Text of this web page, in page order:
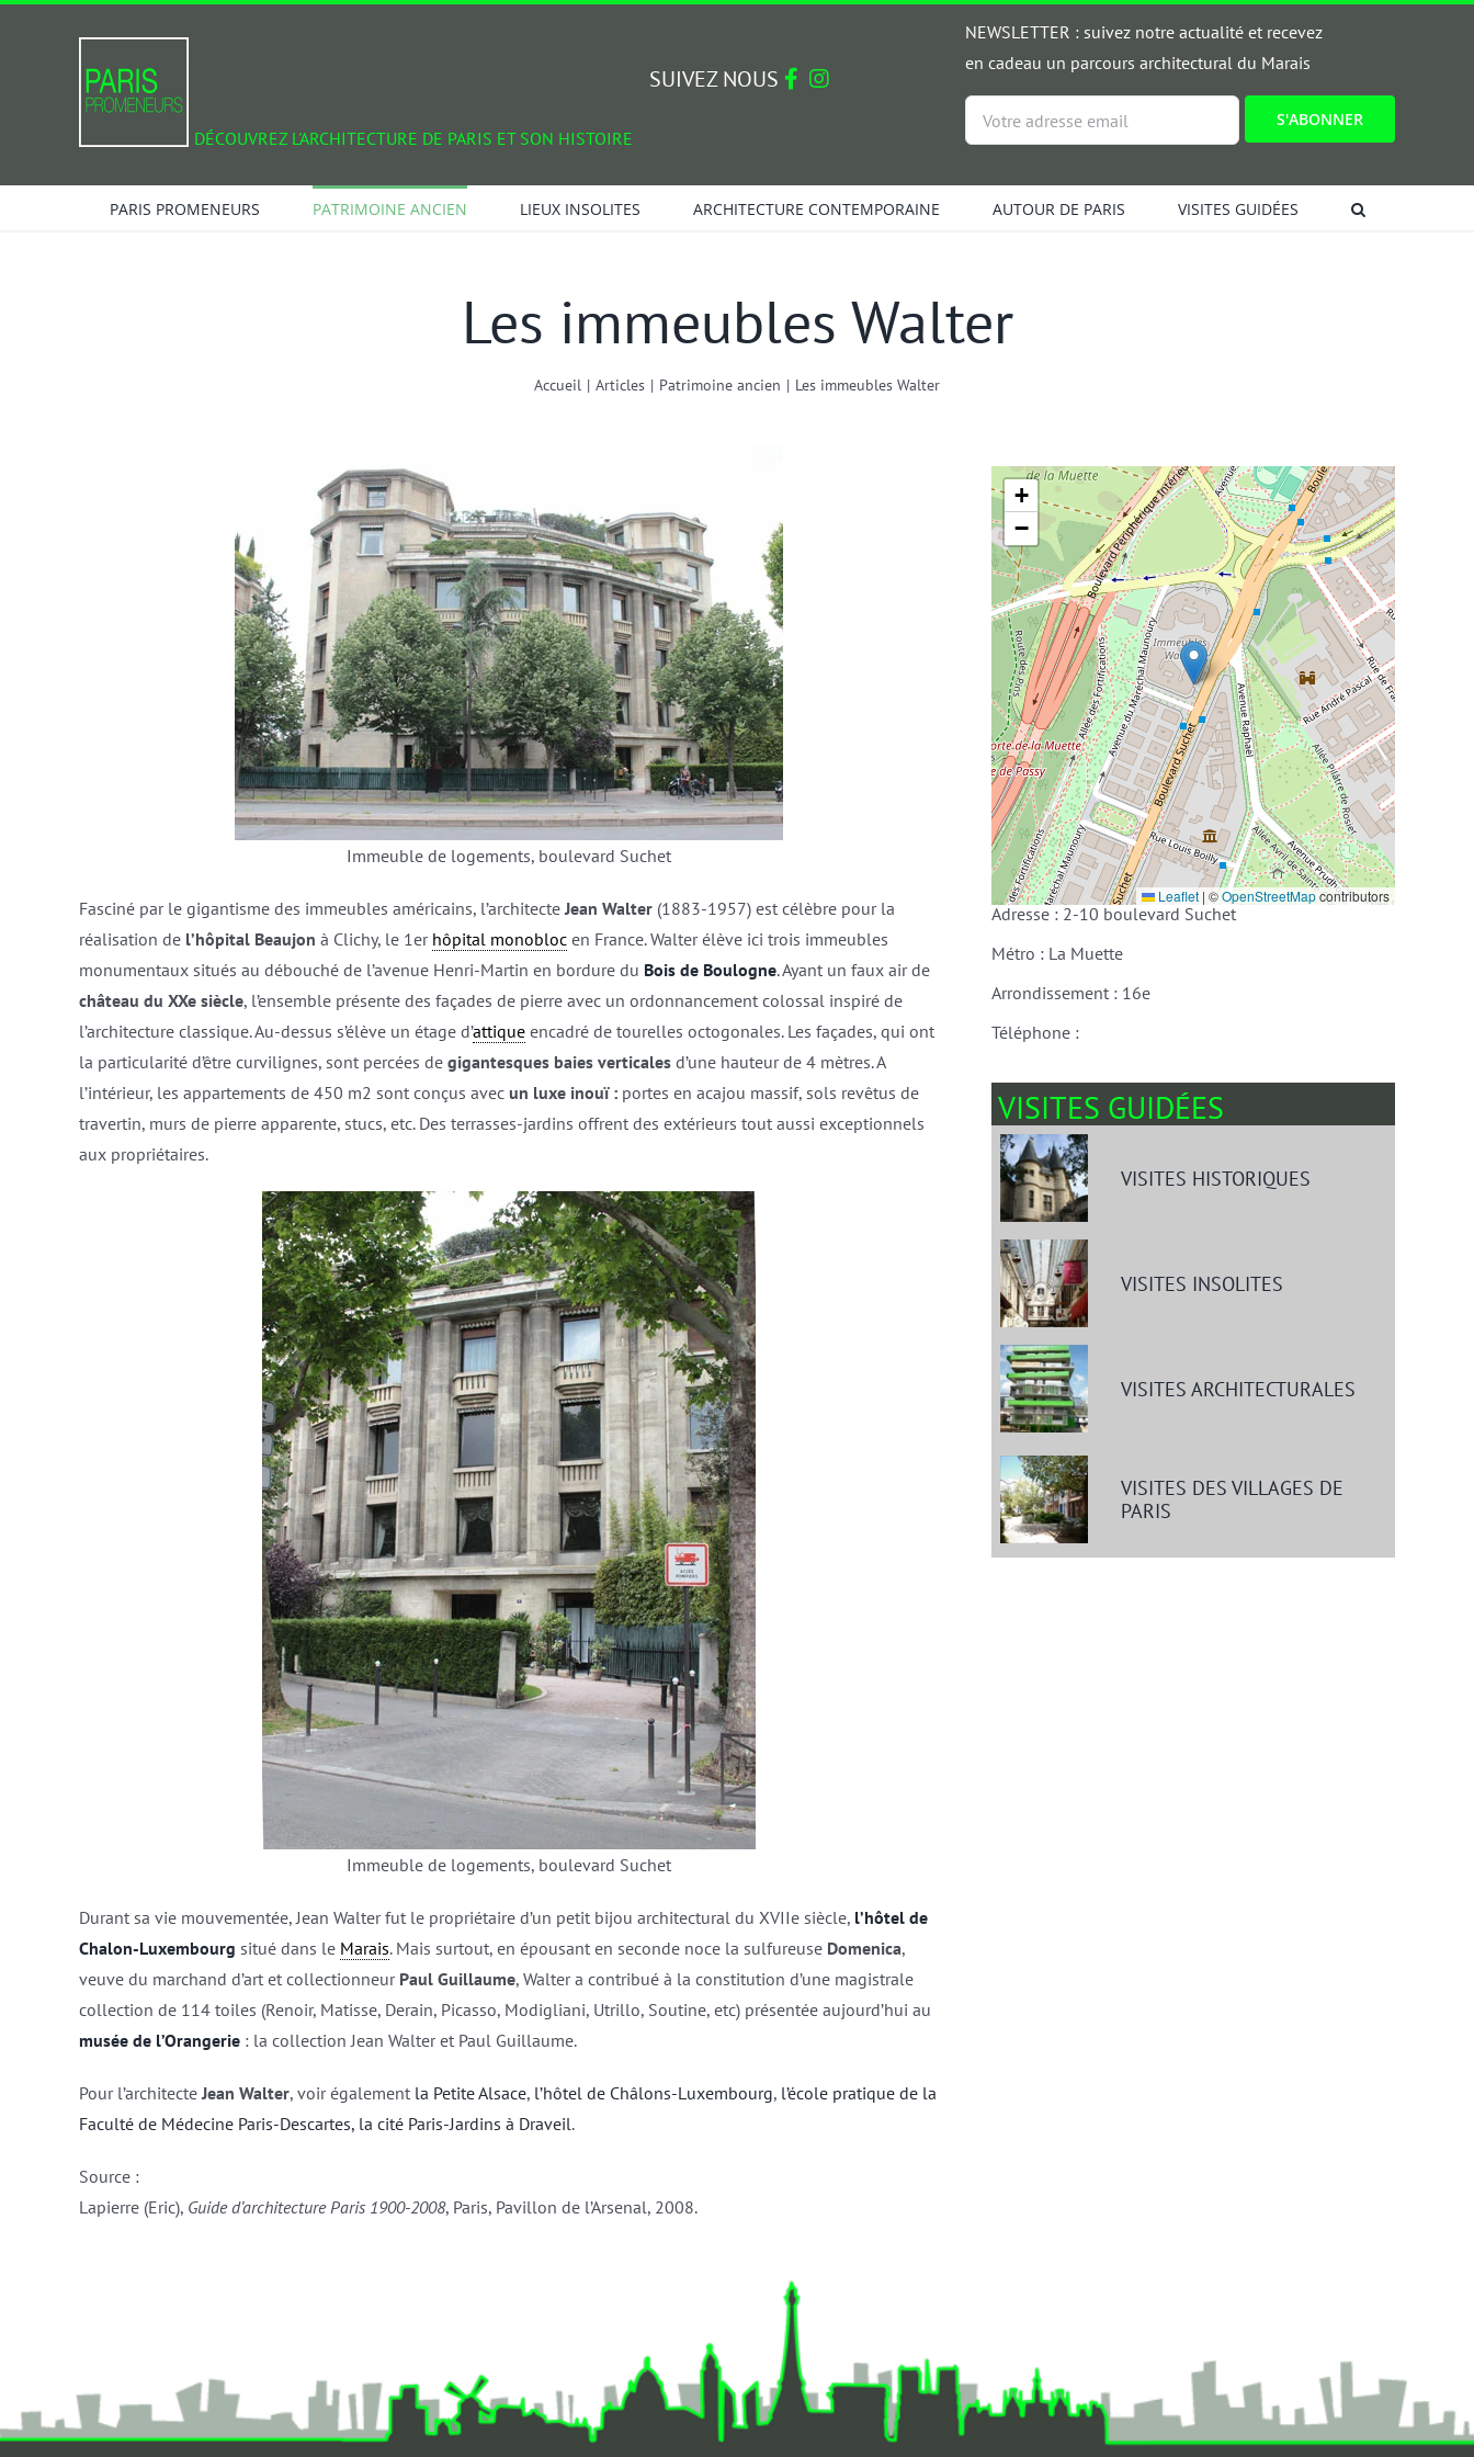
DÉCOUVREZ L'ARCHITECTURE DE PARIS ET SON HISTOIRE
SUIVEZ NOUS
NEWSLETTER : suivez notre actualité et recevez
en cadeau un parcours architectural du Marais
Email
*
PARIS PROMENEURS PATRIMOINE ANCIEN LIEUX INSOLITES ARCHITECTURE CONTEMPORAINE AUTOUR DE PARIS VISITES GUIDÉES
Les immeubles Walter
Accueil | Articles | Patrimoine ancien | Les immeubles Walter
Immeuble de logements, boulevard Suchet
Fasciné par le gigantisme des immeubles américains, l’architecteJean Walter(1883-1957) est célèbre pour la
réalisation de l’hôpital Beaujon à Clichy, le 1er hôpital monoblocen France. Walter élève ici trois immeubles
monumentaux situés au débouché de l’avenue Henri-Martin en bordure du Bois de Boulogne. Ayant un faux air de
château du XXe siècle, l’ensemble présente des façades de pierre avec un ordonnancement colossal inspiré de
l’architecture classique. Au-dessus s’élève un étage d’attiqueencadré de tourelles octogonales. Les façades, qui ont
la particularité d’être curvilignes, sont percées de gigantesques baies verticales d’une hauteur de 4 mètres. A
l’intérieur, les appartements de 450 m2 sont conçus avec un luxe inouï :portes en acajou massif, sols revêtus de
travertin, murs de pierre apparente, stucs, etc. Des terrasses-jardins offrent des extérieurs tout aussi exceptionnels
aux propriétaires.
Immeuble de logements, boulevard Suchet
Durant sa vie mouvementée, Jean Walter fut le propriétaire d’un petit bijou architectural du XVIIe siècle, l’hôtel de
Chalon-Luxembourg situé dans le Marais. Mais surtout, en épousant en seconde noce la sulfureuse Domenica,
veuve du marchand d’art et collectionneur Paul Guillaume, Walter a contribué à la constitution d’une magistrale
collection de 114 toiles (Renoir, Matisse, Derain, Picasso, Modigliani, Utrillo, Soutine, etc) présentée aujourd’hui au
musée de l’Orangerie: la collection Jean Walter et Paul Guillaume.
Pour l’architecteJean Walter, voir également la Petite Alsace, l’hôtel de Châlons-Luxembourg, l’école pratique de la
Faculté de Médecine Paris-Descartes, la cité Paris-Jardins à Draveil.
Source :
Lapierre (Eric), Guide d’architecture Paris 1900-2008, Paris, Pavillon de l’Arsenal, 2008.
+
−
Leaflet | ©OpenStreetMapcontributors
Adresse : 2-10 boulevard Suchet
Métro : La Muette
Arrondissement : 16e
Téléphone :
VISITES GUIDÉES
VISITES HISTORIQUES
VISITES INSOLITES
VISITES ARCHITECTURALES
VISITES DES VILLAGES DE
PARIS